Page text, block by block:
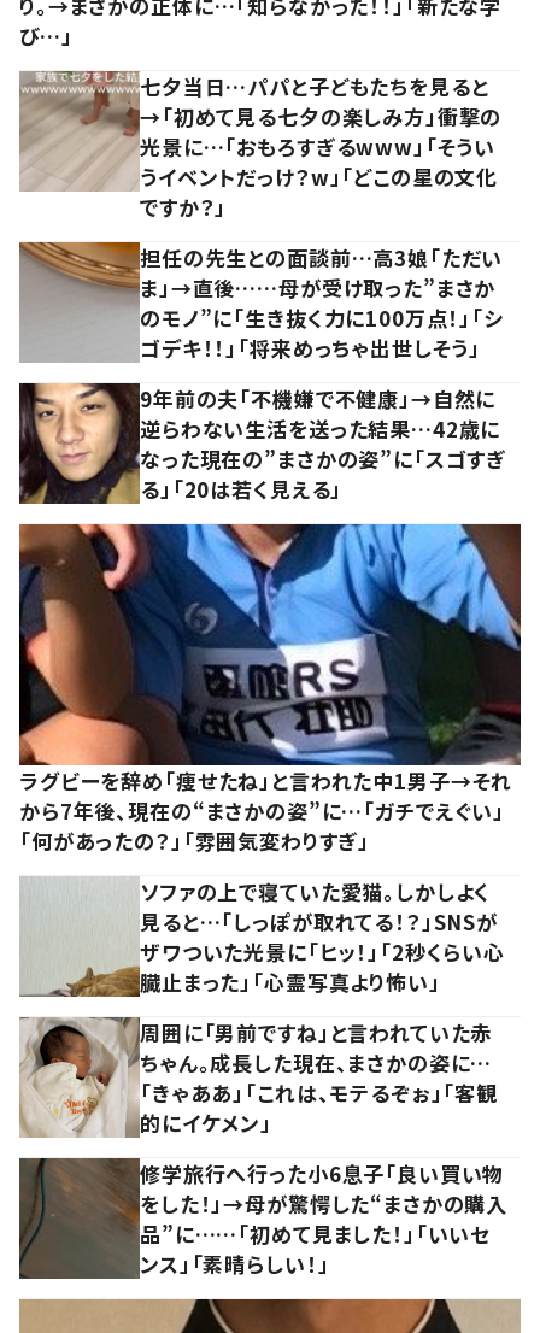
び…」
七夕当日…パパと子どもたちを見ると
→「初めて見る七夕の楽しみ方」衝撃の
光景に…「おもろすぎるwww」「そうい
うイベントだっけ？w」「どこの星の文化
ですか？」
担任の先生との面談前…高3娘「ただい
ま」→直後……母が受け取った”まさか
のモノ”に「生き抜く力に100万点！」「シ
ゴデキ！！」「将来めっちゃ出世しそう」
9年前の夫「不機嫌で不健康」→自然に
逆らわない生活を送った結果…42歳に
なった現在の”まさかの姿”に「スゴすぎ
る」「20は若く見える」
ラグビーを辞め「痩せたね」と言われた中1男子→それ
から7年後、現在の“まさかの姿”に…「ガチでえぐい」
「何があったの？」「雰囲気変わりすぎ」
ソファの上で寝ていた愛猫。しかしよく
見ると…「しっぽが取れてる！？」SNSが
ザワついた光景に「ヒッ！」「2秒くらい心
臓止まった」「心霊写真より怖い」
周囲に「男前ですね」と言われていた赤
ちゃん。成長した現在、まさかの姿に…
「きゃああ」「これは、モテるぞぉ」「客観
的にイケメン」
修学旅行へ行った小6息子「良い買い物
をした！」→母が驚愕した“まさかの購入
品”に……「初めて見ました！」「いいセ
ンス」「素晴らしい！」